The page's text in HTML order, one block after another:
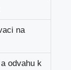
na
odvahu k